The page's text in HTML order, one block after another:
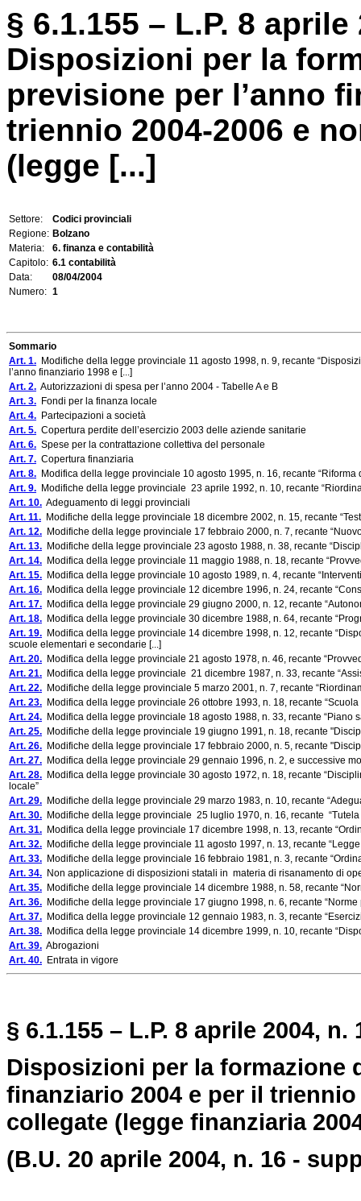
§ 6.1.155 – L.P. 8 aprile
Disposizioni per la
previsione per l’anno
triennio 2004-2006 e
(legge [...]
Settore:
Codici provinciali
Regione: Bolzano
Materia:
6. finanza e contabilità
Capitolo: 6.1 contabilità
Data:
08/04/2004
Numero: 1
Sommario
Art. 1. Modifiche della legge provinciale 11 agosto 1998, n. 9, recante
l’anno finanziario 1998 e [...]
Art. 2. Autorizzazioni di spesa per l’anno 2004 - Tabelle A e B
Art. 3. Fondi per la finanza locale
Art. 4. Partecipazioni a società
Art. 5. Copertura perdite dell’esercizio 2003 delle aziende sanitarie
Art. 6. Spese per la contrattazione collettiva del personale
Art. 7. Copertura finanziaria
Art. 8. Modifica della legge provinciale 10 agosto 1995, n. 16, recante
Art. 9. Modifiche della legge provinciale 23 aprile 1992, n. 10, recante
Art. 10. Adeguamento di leggi provinciali
Art. 11. Modifiche della legge provinciale 18 dicembre 2002, n. 15, recante
Art. 12. Modifiche della legge provinciale 17 febbraio 2000, n. 7, recante
Art. 13. Modifiche della legge provinciale 23 agosto 1988, n. 38, recante
Art. 14. Modifica della legge provinciale 11 maggio 1988, n. 18, recante
Art. 15. Modifica della legge provinciale 10 agosto 1989, n. 4, recante
Art. 16. Modifica della legge provinciale 12 dicembre 1996, n. 24, recante
Art. 17. Modifica della legge provinciale 29 giugno 2000, n. 12, recante
Art. 18. Modifica della legge provinciale 30 dicembre 1988, n. 64, recante
Art. 19. Modifica della legge provinciale 14 dicembre 1998, n. 12, recante
scuole elementari e secondarie [...]
Art. 20. Modifica della legge provinciale 21 agosto 1978, n. 46, recante
Art. 21. Modifica della legge provinciale 21 dicembre 1987, n. 33, recante
Art. 22. Modifiche della legge provinciale 5 marzo 2001, n. 7, recante
Art. 23. Modifica della legge provinciale 26 ottobre 1993, n. 18, recante
Art. 24. Modifica della legge provinciale 18 agosto 1988, n. 33, recante “Piano
Art. 25. Modifiche della legge provinciale 19 giugno 1991, n. 18, recante
Art. 26. Modifiche della legge provinciale 17 febbraio 2000, n. 5, recante
Art. 27. Modifica della legge provinciale 29 gennaio 1996, n. 2, e successive
Art. 28. Modifica della legge provinciale 30 agosto 1972, n. 18, recante
locale”
Art. 29. Modifiche della legge provinciale 29 marzo 1983, n. 10, recante
Art. 30. Modifiche della legge provinciale 25 luglio 1970, n. 16, recante “Tutela
Art. 31. Modifica della legge provinciale 17 dicembre 1998, n. 13, recante
Art. 32. Modifiche della legge provinciale 11 agosto 1997, n. 13, recante
Art. 33. Modifiche della legge provinciale 16 febbraio 1981, n. 3, recante
Art. 34. Non applicazione di disposizioni statali in materia di risanamento di
Art. 35. Modifiche della legge provinciale 14 dicembre 1988, n. 58, recante
Art. 36. Modifiche della legge provinciale 17 giugno 1998, n. 6, recante
Art. 37. Modifica della legge provinciale 12 gennaio 1983, n. 3, recante
Art. 38. Modifica della legge provinciale 14 dicembre 1999, n. 10, recante
Art. 39. Abrogazioni
Art. 40. Entrata in vigore
§ 6.1.155 – L.P. 8 aprile 2004, n.
Disposizioni per la formazione
finanziario 2004 e per il
collegate (legge finanziaria
(B.U. 20 aprile 2004, n. 16 -